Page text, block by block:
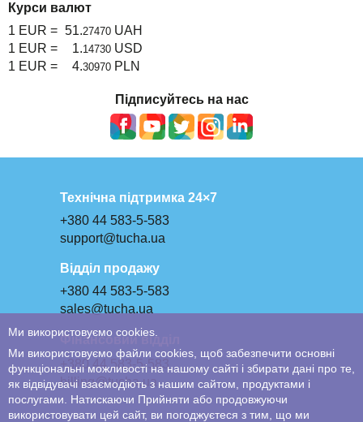
Курси валют
1 EUR = 51.27470 UAH
1 EUR =
1.14730 USD
1 EUR =
4.30970 PLN
Підписуйтесь на нас
Технічна підтримка 24×7
+380 44 583-5-583
support@tucha.ua
Відділ продажу
+380 44 583-5-583
sales@tucha.ua
Фінансовий відділ
+380 44 583-5-583
billing@tucha.ua
Ми використовуємо cookies.
Ми використовуємо файли cookies, щоб забезпечити основні
функціональні можливості на нашому сайті і збирати дані про те,
як відвідувачі взаємодіють з нашим сайтом, продуктами і
послугами. Натискаючи Прийняти або продовжуючи
використовувати цей сайт, ви погоджуєтеся з тим, що ми